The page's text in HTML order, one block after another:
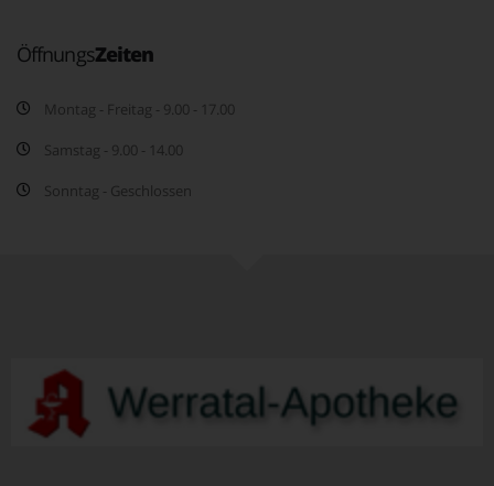
ÖffnungsZeiten
Montag - Freitag - 9.00 - 17.00
Samstag - 9.00 - 14.00
Sonntag - Geschlossen